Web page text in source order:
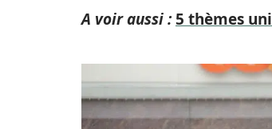
A voir aussi : 5 thèmes